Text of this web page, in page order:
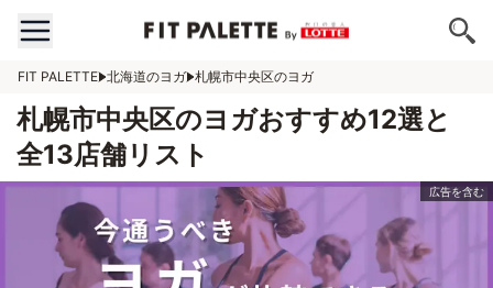
FIT PALETTE 北海道のヨガ 札幌市中央区のヨガ
札幌市中央区のヨガおすすめ12選と
全13店舗リスト